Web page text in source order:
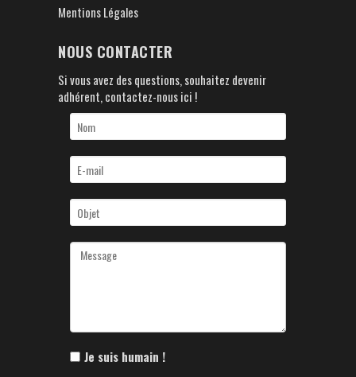
Mentions Légales
NOUS CONTACTER
Si vous avez des questions, souhaitez devenir
adhérent, contactez-nous ici !
Je suis humain !